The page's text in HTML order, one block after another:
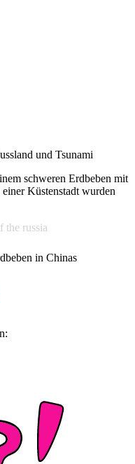
und Tsunami
schweren Erdbeben mit
Küstenstadt wurden
the russia
in Chinas